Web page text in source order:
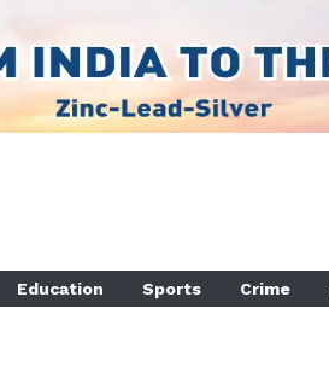
Education Sports Crime